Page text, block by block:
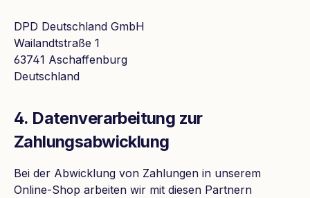
DPD Deutschland GmbH
Wailandtstraße 1
63741 Aschaffenburg
Deutschland
4. Datenverarbeitung zur
Zahlungsabwicklung
Bei der Abwicklung von Zahlungen in unserem
Online-Shop arbeiten wir mit diesen Partnern